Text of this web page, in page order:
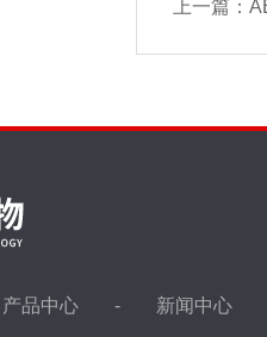
上一篇：
产品中心 新闻中心